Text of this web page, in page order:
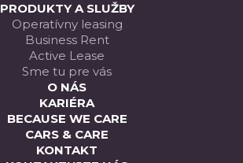
PRODUKTY A SLUŽBY
Operatívny leasing
Business Rent
Active Lease
Sme tu pre vás
O NÁS
KARIÉRA
BECAUSE WE CARE
CARS & CARE
KONTAKT